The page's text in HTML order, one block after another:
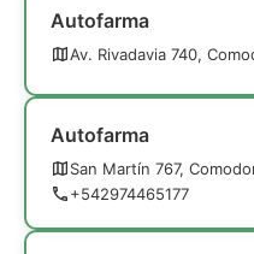
Autofarma
Av. Rivadavia 740,
Autofarma
San Martín 767,
+542974465177